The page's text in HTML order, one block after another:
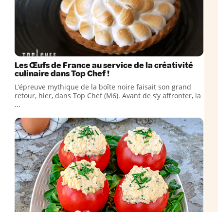
Les Œufs de France au service de la créativité
culinaire dans Top Chef !
L’épreuve mythique de la boîte noire faisait son grand
retour, hier, dans Top Chef (M6). Avant de s’y affronter, la
...